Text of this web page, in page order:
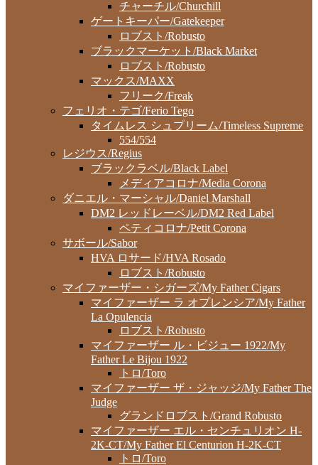
チャーチル/Churchill
ゲートキーパー/Gatekeeper
ロブスト/Robusto
ブラックマーケット/Black Market
ロブスト/Robusto
マックス/MAXX
フリーク/Freak
フェリオ・テゴ/Ferio Tego
タイムレス シュプリーム/Timeless Supreme
554/554
レジウス/Regius
ブラックラベル/Black Label
メディアコロナ/Media Corona
ダニエル・マーシャル/Daniel Marshall
DM2 レッドレーベル/DM2 Red Label
ペティコロナ/Petit Corona
サボール/Sabor
HVA ロサード/HVA Rosado
ロブスト/Robusto
マイファーザー・シガーズ/My Father Cigars
マイファーザー ラ オプレンシア/My Father
La Opulencia
ロブスト/Robusto
マイファーザー ル・ビジュー 1922/My
Father Le Bijou 1922
トロ/Toro
マイファーザー ザ・ジャッジ/My Father The
Judge
グランドロブスト/Grand Robusto
マイファーザー エル・センチュリオン H-
2K-CT/My Father El Centurion H-2K-CT
トロ/Toro